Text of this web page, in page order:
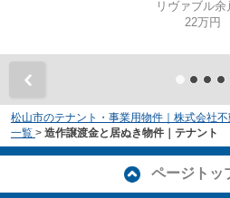
リヴァブル余
22万円
松山市のテナント・事業用物件｜株式会社
一覧 > 造作譲渡金と居ぬき物件｜テナント
ページトッ